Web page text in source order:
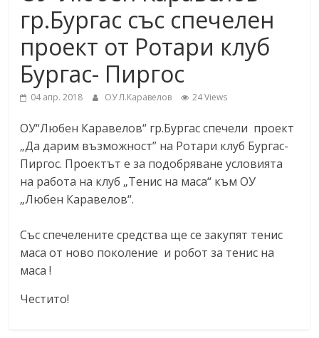
гр.Бургас със спечелен
проект от Ротари клуб
Бургас- Пиргос
04 апр. 2018 ОУ Л.Каравелов 24 Views
ОУ“Любен Каравелов“ гр.Бургас спечели проект
„Да дарим възможност” на Ротари клуб Бургас-
Пиргос. Проектът е за подобряване условията
на работа на клуб „Тенис на маса“ към ОУ
„Любен Каравелов“.
Със спечелените средства ще се закупят тенис
маса от ново поколение и робот за тенис на
маса !
Честито!